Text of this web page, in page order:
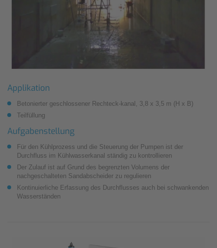
Applikation
Betonierter geschlossener Rechteck-kanal, 3,8 x 3,5 m (H x B)
Teilfüllung
Aufgabenstellung
Für den Kühlprozess und die Steuerung der Pumpen ist der
Durchfluss im Kühlwasserkanal ständig zu kontrollieren
Der Zulauf ist auf Grund des begrenzten Volumens der
nachgeschalteten Sandabscheider zu regulieren
Kontinuierliche Erfassung des Durchflusses auch bei schwankenden
Wasserständen